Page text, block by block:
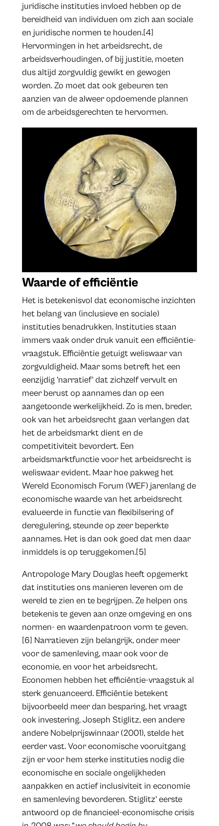
juridische instituties invloed hebben op de
bereidheid van individuen om zich aan sociale
en juridische normen te houden.[4]
Hervormingen in het arbeidsrecht, de
arbeidsverhoudingen, of bij justitie, moeten
dus altijd zorgvuldig gewikt en gewogen
worden. Zo moet dat ook gebeuren ten
aanzien van de alweer opdoemende plannen
om de arbeidsgerechten te hervormen.
Waarde of efficiëntie
Het is betekenisvol dat economische inzichten
het belang van (inclusieve en sociale)
instituties benadrukken. Instituties staan
immers vaak onder druk vanuit een efficiëntie-
vraagstuk. Efficiëntie getuigt weliswaar van
zorgvuldigheid. Maar soms betreft het een
eenzijdig ‘narratief’ dat zichzelf vervult en
meer berust op aannames dan op een
aangetoonde werkelijkheid. Zo is men, breder,
ook van het arbeidsrecht gaan verlangen dat
het de arbeidsmarkt dient en de
competitiviteit bevordert. Een
arbeidsmarktfunctie voor het arbeidsrecht is
weliswaar evident. Maar hoe pakweg het
Wereld Economisch Forum (WEF) jarenlang de
economische waarde van het arbeidsrecht
evalueerde in functie van flexibilsering of
deregulering, steunde op zeer beperkte
aannames. Het is dan ook goed dat men daar
inmiddels is op teruggekomen.[5]
Antropologe Mary Douglas heeft opgemerkt
dat instituties ons manieren leveren om de
wereld te zien en te begrijpen. Ze helpen ons
betekenis te geven aan onze omgeving en ons
normen- en waardenpatroon vorm te geven.
[6] Narratieven zijn belangrijk, onder meer
voor de samenleving, maar ook voor de
economie, en voor het arbeidsrecht.
Economen hebben het efficiëntie-vraagstuk al
sterk genuanceerd. Efficiëntie betekent
bijvoorbeeld meer dan besparing, het vraagt
ook investering. Joseph Stiglitz, een andere
andere Nobelprijswinnaar (2001), stelde het
eerder vast. Voor economische vooruitgang
zijn er voor hem sterke instituties nodig die
economische en sociale ongelijkheden
aanpakken en actief inclusiviteit in economie
en samenleving bevorderen. Stiglitz’ eerste
antwoord op de financieel-economische crisis